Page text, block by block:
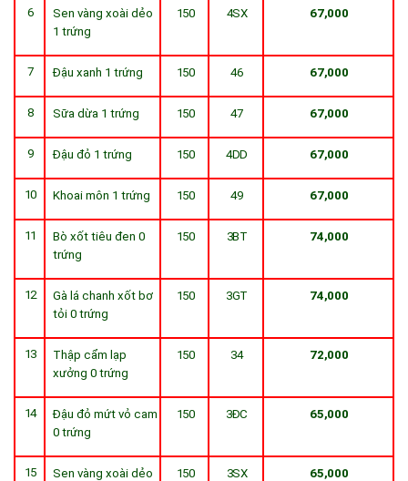
6
Sen vàng xoài dẻo
1 trứng
150 4SX 67,000
7 Đậu xanh 1 trứng 150 46 67,000
8 Sữa dừa 1 trứng 150 47 67,000
9 Đậu đỏ 1 trứng 150 4DD 67,000
10 Khoai môn 1 trứng 150 49 67,000
11
Bò xốt tiêu đen 0
trứng
150 3BT 74,000
12
Gà lá chanh xốt bơ
tỏi 0 trứng
150 3GT 74,000
13
Thập cẩm lạp
xưởng 0 trứng
150 34 72,000
14
Đậu đỏ mứt vỏ cam
0 trứng
150 3ĐC 65,000
15
Sen vàng xoài dẻo
150 3SX 65,000